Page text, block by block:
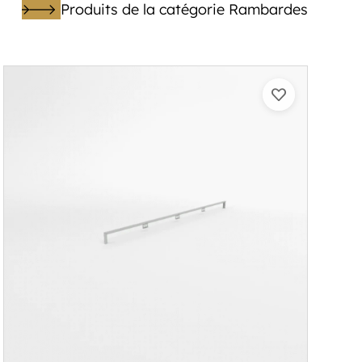
Produits de la catégorie Rambardes